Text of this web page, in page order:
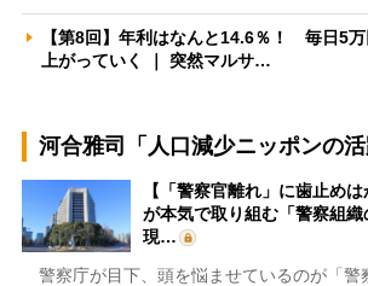
【第8回】年利はなんと14.6％！ 毎日5
上がっていく ｜ 突然マルサ…
河合雅司「人口減少ニッポンの活
【「警察官離れ」に歯止め
が本気で取り組む「警察組
現…
警察庁が目下、頭を悩ませているのが「警